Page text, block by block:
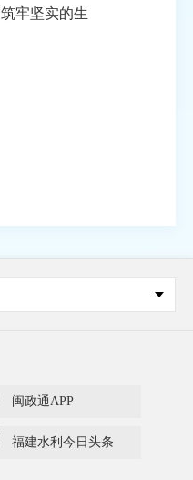
牢坚实的生
闽政通APP
福建水利今日头条